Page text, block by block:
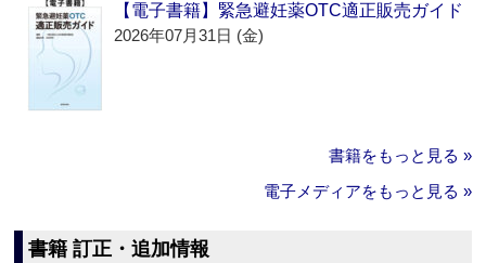
【電子書籍】緊急避妊薬OTC適正販売ガイド
2026年07月31日 (金)
書籍をもっと見る »
電子メディアをもっと見る »
書籍 訂正・追加情報